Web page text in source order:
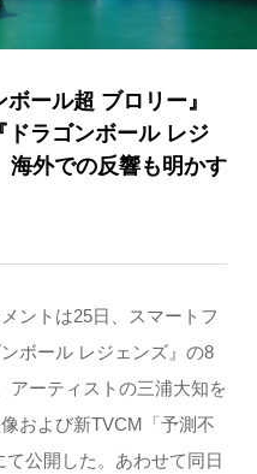
ール超 ブロリー』
ラゴンボール レジ
海外での反響も明かす
ントは25日、スマートフ
ボール レジェンズ』の8
アーティストの三浦大知を
および新TVCM「予測不
公開した。あわせて同日